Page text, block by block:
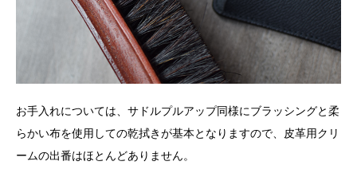
お手入れについては、サドルプルアップ同様にブラッシングと柔
らかい布を使用しての乾拭きが基本となりますので、皮革用クリ
ームの出番はほとんどありません。